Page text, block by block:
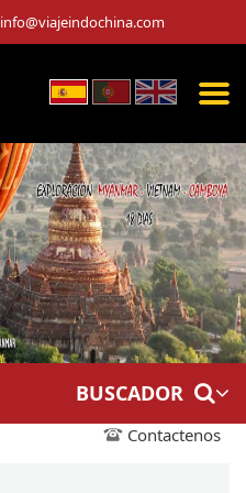
info@viajeindochina.com
BUSCADOR
Contactenos